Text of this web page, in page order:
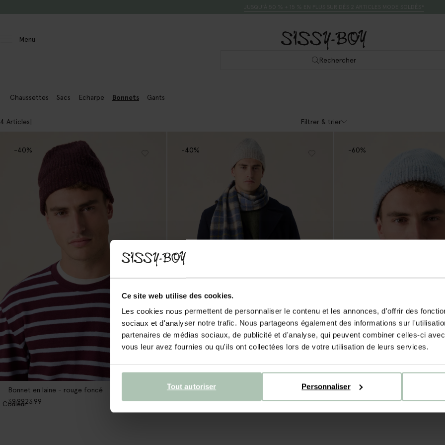
Ce site web utilise des cookies.
Les cookies nous permettent de personnaliser le contenu et les annonces, d'offrir des
sociaux et d'analyser notre trafic. Nous partageons également des informations sur
partenaires de médias sociaux, de publicité et d'analyse, qui peuvent combiner celles-ci
vous leur avez fournies ou qu'ils ont collectées lors de votre utilisation de leurs services.
Personnaliser
Tout autoriser
Menu
Rechercher
Chaussettes Sacs Echarpe Bonnets Gants
4 Articles Filtrer & trier
Bonnet en laine - rouge foncé
39.9923.99
-40%
Couleur
Bonnet en laine - gris clair
39.9923.99
-40%
1Couleur
Bonnet en laine - bleu clair
39.9916.00
-60%
1Couleur